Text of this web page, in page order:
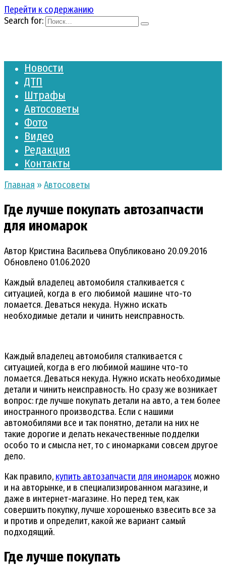
Перейти к содержанию
Search for:
Новости
ДТП
Штрафы
Автосоветы
Фото
Видео
Редакция
Контакты
Главная » Автосоветы
Где лучше покупать автозапчасти
для иномарок
Автор Кристина Васильева Опубликовано 20.09.2016
Обновлено 01.06.2020
Каждый владелец автомобиля сталкивается с
ситуацией, когда в его любимой машине что-то
ломается. Деваться некуда. Нужно искать
необходимые детали и чинить неисправность.
Каждый владелец автомобиля сталкивается с
ситуацией, когда в его любимой машине что-то
ломается. Деваться некуда. Нужно искать необходимые
детали и чинить неисправность. Но сразу же возникает
вопрос: где лучше покупать детали на авто, а тем более
иностранного производства. Если с нашими
автомобилями все и так понятно, детали на них не
такие дорогие и делать некачественные подделки
особо то и смысла нет, то с иномарками совсем другое
дело.
Как правило, купить автозапчасти для иномарок можно
и на авторынке, и в специализированном магазине, и
даже в интернет-магазине. Но перед тем, как
совершить покупку, лучше хорошенько взвесить все за
и против и определит, какой же вариант самый
подходящий.
Где лучше покупать